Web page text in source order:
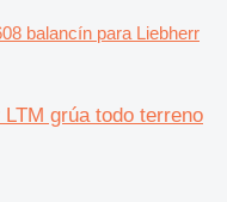
balancín para Liebherr
grúa todo terreno